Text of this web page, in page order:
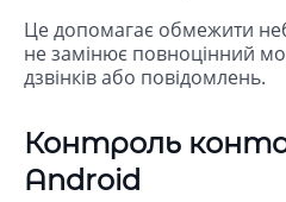
Це допомагає обмежити
не замінює повноцінний
дзвінків або повідомлень.
Контроль
Android